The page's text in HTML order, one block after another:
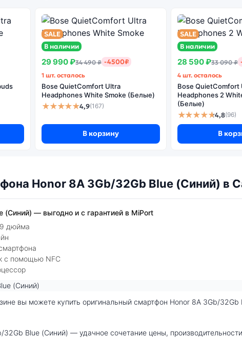
Количество основных камер:
Фотокамера МПикс:
Съемка Full HD (1080p):
SALE
В наличии
29 990 ₽34 490 ₽ -4500₽
1 шт. осталось
Bose QuietComfort Ultra
Headphones White Smoke (Белые)
★★★★★4,9(167)
В корзину
SALE
В наличии
28 590 ₽33 090 ₽
4 шт. осталось
Bose QuietComfort
Headphones 2
(Белые)
★★★★★4,8(96)
В
Honor 8A 3Gb/32Gb Blue (Синий) в
(Синий) — выгодно и с гарантией в MiPort
дюйма
с помощью NFC